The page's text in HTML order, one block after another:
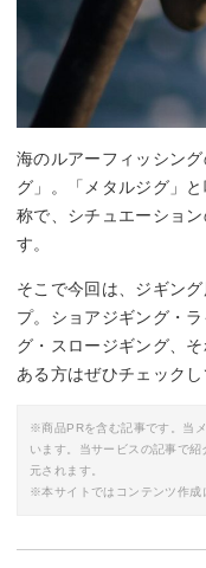
海のルアーフィッシン
グ」。「メタルジグ」
称で、シチュエーショ
す。
そこで今回は、ジギン
プ。ショアジギング・
グ・スロージギング、
ある方はぜひチェックし
※商品PRを含む記事です。当
います。当サービスの記事で
元されます。
※本サイトではコンテンツ作成